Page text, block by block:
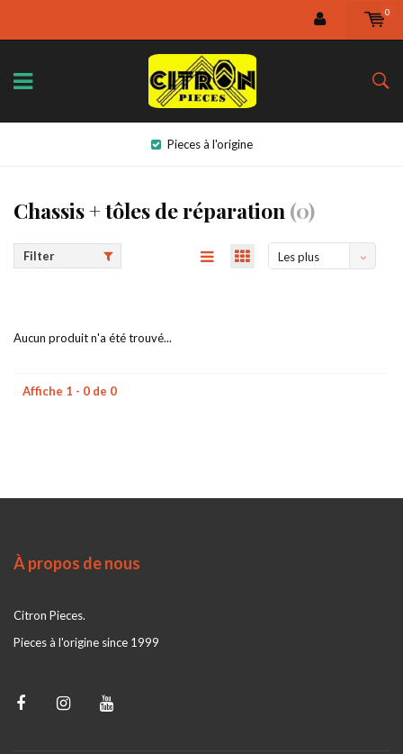
0
Pieces à l'origine
Chassis + tôles de réparation (0)
Filter
Les plus
Aucun produit n'a été trouvé...
Affiche 1 - 0 de 0
À propos de nous
Citron Pieces.
Pieces à l'origine since 1999